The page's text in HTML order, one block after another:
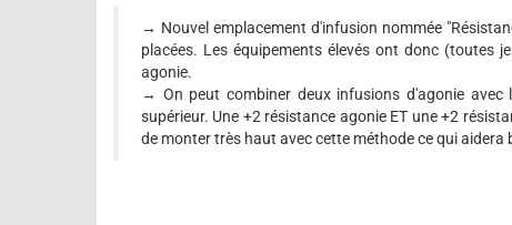
→ Nouvel emplacement d'infusion nommée
placées. Les équipements élevés ont donc (toutes
agonie.
→ On peut combiner deux infusions d'agonie avec
supérieur. Une +2 résistance agonie ET une +2
de monter très haut avec cette méthode ce qui